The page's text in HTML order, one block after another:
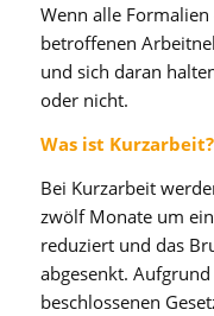
Wenn alle
betroffenen
und sich daran
oder nicht.
Was ist Kurzarbeit?
Bei Kurzarbeit
zwölf Monate um
reduziert und das
abgesenkt.
beschlossenen